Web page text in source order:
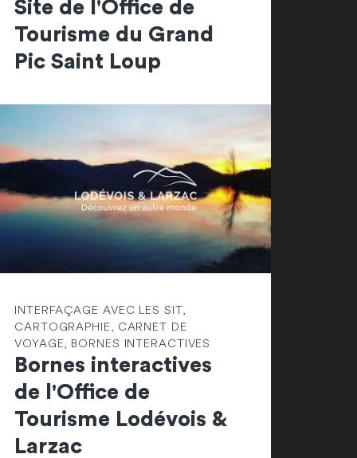
Site de l'Office de
Tourisme du Grand
Pic Saint Loup
INTERFAÇAGE AVEC LES SIT,
CARTOGRAPHIE, CARNET DE
VOYAGE, BORNES INTERACTIVES
Bornes interactives
de l'Office de
Tourisme Lodévois &
Larzac